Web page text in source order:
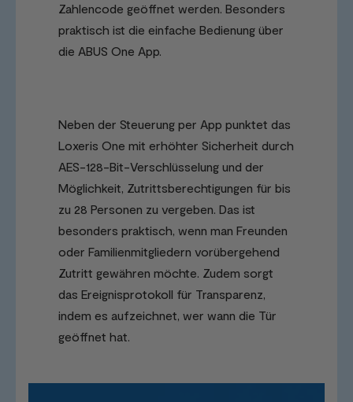
Zahlencode geöffnet werden. Besonders
praktisch ist die einfache Bedienung über
die ABUS One App.
Neben der Steuerung per App punktet das
Loxeris One mit erhöhter Sicherheit durch
AES-128-Bit-Verschlüsselung und der
Möglichkeit, Zutrittsberechtigungen für bis
zu 28 Personen zu vergeben. Das ist
besonders praktisch, wenn man Freunden
oder Familienmitgliedern vorübergehend
Zutritt gewähren möchte. Zudem sorgt
das Ereignisprotokoll für Transparenz,
indem es aufzeichnet, wer wann die Tür
geöffnet hat.